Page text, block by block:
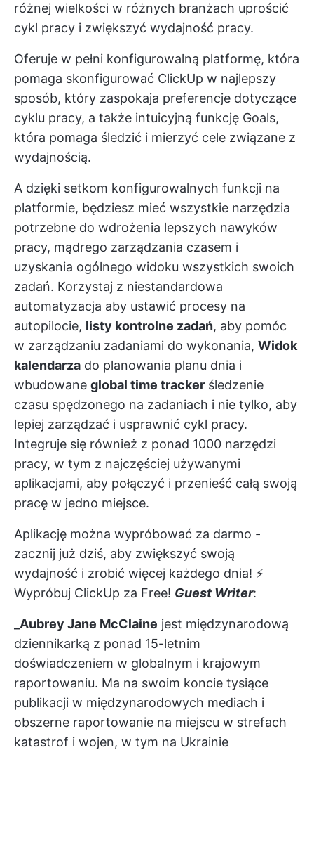
różnej wielkości w różnych branżach uprościć
cykl pracy i zwiększyć wydajność pracy.
Oferuje w pełni konfigurowalną platformę, która
pomaga skonfigurować ClickUp w najlepszy
sposób, który zaspokaja preferencje dotyczące
cyklu pracy, a także intuicyjną funkcję Goals,
która pomaga śledzić i mierzyć cele związane z
wydajnością.
A dzięki setkom konfigurowalnych funkcji na
platformie, będziesz mieć wszystkie narzędzia
potrzebne do wdrożenia lepszych nawyków
pracy, mądrego zarządzania czasem i
uzyskania ogólnego widoku wszystkich swoich
zadań. Korzystaj z niestandardowa
automatyzacja aby ustawić procesy na
autopilocie, listy kontrolne zadań, aby pomóc
w zarządzaniu zadaniami do wykonania, Widok
kalendarza do planowania planu dnia i
wbudowane global time tracker śledzenie
czasu spędzonego na zadaniach i nie tylko, aby
lepiej zarządzać i usprawnić cykl pracy.
Integruje się również z ponad 1000 narzędzi
pracy, w tym z najczęściej używanymi
aplikacjami, aby połączyć i przenieść całą swoją
pracę w jedno miejsce.
Aplikację można wypróbować za darmo -
zacznij już dziś, aby zwiększyć swoją
wydajność i zrobić więcej każdego dnia! ⚡️
Wypróbuj ClickUp za Free! Guest Writer:
Aubrey Jane McClaine jest międzynarodową
dziennikarką z ponad 15-letnim
doświadczeniem w globalnym i krajowym
raportowaniu. Ma na swoim koncie tysiące
publikacji w międzynarodowych mediach i
obszerne raportowanie na miejscu w strefach
katastrof i wojen, w tym na Ukrainie